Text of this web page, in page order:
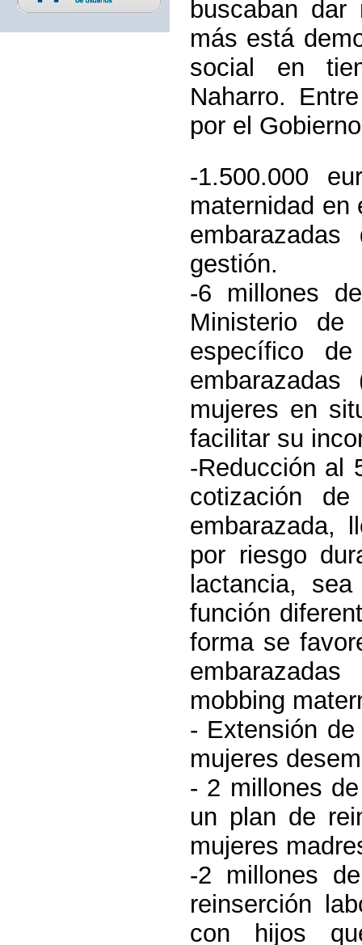
buscaban
más está
social en
Naharro.
por el
-1.500.000
maternidad en
gestión.
-6 millones
Ministerio de
específico
mujeres en
facilitar su
-Reducción al
cotización
embarazada,
por riesgo
lactancia,
función
forma se
mobbing
- Extensión
mujeres
- 2 millones
un plan de
mujeres
-2 millones
reinserción
con hijos